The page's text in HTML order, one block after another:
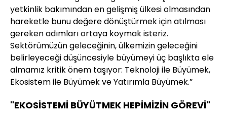
yetkinlik bakımından en gelişmiş ülkesi olmasından
hareketle bunu değere dönüştürmek için atılması
gereken adımları ortaya koymak isteriz.
Sektörümüzün geleceğinin, ülkemizin geleceğini
belirleyeceği düşüncesiyle büyümeyi üç başlıkta ele
almamız kritik önem taşıyor: Teknoloji ile Büyümek,
Ekosistem ile Büyümek ve Yatırımla Büyümek.”
"EKOSİSTEMİ BÜYÜTMEK HEPİMİZİN GÖREVİ"